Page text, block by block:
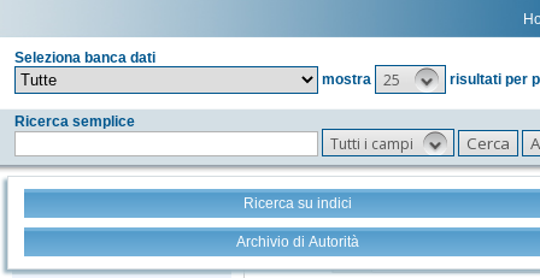
Seleziona banca dati
mostra
25 risultati per
Ricerca semplice
Tutti i campi
Ricerca su indici
Archivio di Autorità
Stampa - Email - Export Tutto +